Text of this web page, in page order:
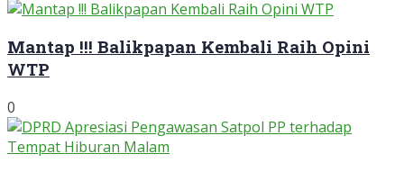
Mantap !!! Balikpapan Kembali Raih Opini
WTP
0